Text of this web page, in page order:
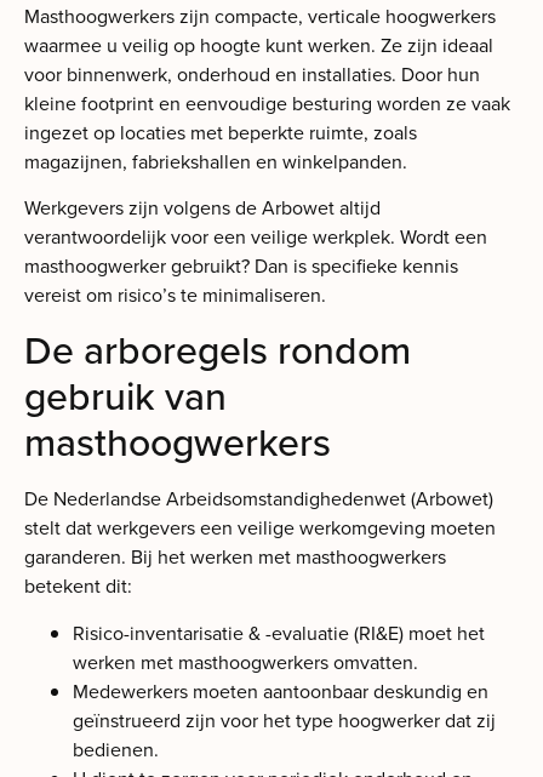
Masthoogwerkers zijn compacte, verticale hoogwerkers
waarmee u veilig op hoogte kunt werken. Ze zijn ideaal
voor binnenwerk, onderhoud en installaties. Door hun
kleine footprint en eenvoudige besturing worden ze vaak
ingezet op locaties met beperkte ruimte, zoals
magazijnen, fabriekshallen en winkelpanden.
Werkgevers zijn volgens de Arbowet altijd
verantwoordelijk voor een veilige werkplek. Wordt een
masthoogwerker gebruikt? Dan is specifieke kennis
vereist om risico’s te minimaliseren.
De arboregels rondom
gebruik van
masthoogwerkers
De Nederlandse Arbeidsomstandighedenwet (Arbowet)
stelt dat werkgevers een veilige werkomgeving moeten
garanderen. Bij het werken met masthoogwerkers
betekent dit:
Risico-inventarisatie & -evaluatie (RI&E) moet het
werken met masthoogwerkers omvatten.
Medewerkers moeten aantoonbaar deskundig en
geïnstrueerd zijn voor het type hoogwerker dat zij
bedienen.